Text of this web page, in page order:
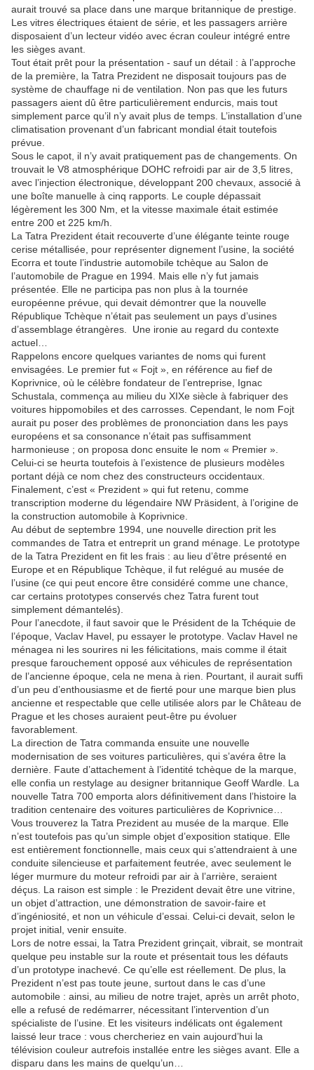
aurait trouvé sa place dans une marque britannique de prestige.
Les vitres électriques étaient de série, et les passagers arrière
disposaient d’un lecteur vidéo avec écran couleur intégré entre
les sièges avant.
Tout était prêt pour la présentation - sauf un détail : à l’approche
de la première, la Tatra Prezident ne disposait toujours pas de
système de chauffage ni de ventilation. Non pas que les futurs
passagers aient dû être particulièrement endurcis, mais tout
simplement parce qu’il n’y avait plus de temps. L’installation d’une
climatisation provenant d’un fabricant mondial était toutefois
prévue.
Sous le capot, il n’y avait pratiquement pas de changements. On
trouvait le V8 atmosphérique DOHC refroidi par air de 3,5 litres,
avec l’injection électronique, développant 200 chevaux, associé à
une boîte manuelle à cinq rapports. Le couple dépassait
légèrement les 300 Nm, et la vitesse maximale était estimée
entre 200 et 225 km/h.
La Tatra Prezident était recouverte d’une élégante teinte rouge
cerise métallisée, pour représenter dignement l’usine, la société
Ecorra et toute l’industrie automobile tchèque au Salon de
l’automobile de Prague en 1994. Mais elle n’y fut jamais
présentée. Elle ne participa pas non plus à la tournée
européenne prévue, qui devait démontrer que la nouvelle
République Tchèque n’était pas seulement un pays d’usines
d’assemblage étrangères. Une ironie au regard du contexte
actuel…
Rappelons encore quelques variantes de noms qui furent
envisagées. Le premier fut « Fojt », en référence au fief de
Koprivnice, où le célèbre fondateur de l’entreprise, Ignac
Schustala, commença au milieu du XIXe siècle à fabriquer des
voitures hippomobiles et des carrosses. Cependant, le nom Fojt
aurait pu poser des problèmes de prononciation dans les pays
européens et sa consonance n’était pas suffisamment
harmonieuse ; on proposa donc ensuite le nom « Premier ».
Celui-ci se heurta toutefois à l’existence de plusieurs modèles
portant déjà ce nom chez des constructeurs occidentaux.
Finalement, c’est « Prezident » qui fut retenu, comme
transcription moderne du légendaire NW Präsident, à l’origine de
la construction automobile à Koprivnice.
Au début de septembre 1994, une nouvelle direction prit les
commandes de Tatra et entreprit un grand ménage. Le prototype
de la Tatra Prezident en fit les frais : au lieu d’être présenté en
Europe et en République Tchèque, il fut relégué au musée de
l’usine (ce qui peut encore être considéré comme une chance,
car certains prototypes conservés chez Tatra furent tout
simplement démantelés).
Pour l’anecdote, il faut savoir que le Président de la Tchéquie de
l’époque, Vaclav Havel, pu essayer le prototype. Vaclav Havel ne
ménagea ni les sourires ni les félicitations, mais comme il était
presque farouchement opposé aux véhicules de représentation
de l’ancienne époque, cela ne mena à rien. Pourtant, il aurait suffi
d’un peu d’enthousiasme et de fierté pour une marque bien plus
ancienne et respectable que celle utilisée alors par le Château de
Prague et les choses auraient peut-être pu évoluer
favorablement.
La direction de Tatra commanda ensuite une nouvelle
modernisation de ses voitures particulières, qui s’avéra être la
dernière. Faute d’attachement à l’identité tchèque de la marque,
elle confia un restylage au designer britannique Geoff Wardle. La
nouvelle Tatra 700 emporta alors définitivement dans l’histoire la
tradition centenaire des voitures particulières de Koprivnice…
Vous trouverez la Tatra Prezident au musée de la marque. Elle
n’est toutefois pas qu’un simple objet d’exposition statique. Elle
est entièrement fonctionnelle, mais ceux qui s’attendraient à une
conduite silencieuse et parfaitement feutrée, avec seulement le
léger murmure du moteur refroidi par air à l’arrière, seraient
déçus. La raison est simple : le Prezident devait être une vitrine,
un objet d’attraction, une démonstration de savoir-faire et
d’ingéniosité, et non un véhicule d’essai. Celui-ci devait, selon le
projet initial, venir ensuite.
Lors de notre essai, la Tatra Prezident grinçait, vibrait, se montrait
quelque peu instable sur la route et présentait tous les défauts
d’un prototype inachevé. Ce qu’elle est réellement. De plus, la
Prezident n’est pas toute jeune, surtout dans le cas d’une
automobile : ainsi, au milieu de notre trajet, après un arrêt photo,
elle a refusé de redémarrer, nécessitant l’intervention d’un
spécialiste de l’usine. Et les visiteurs indélicats ont également
laissé leur trace : vous chercheriez en vain aujourd’hui la
télévision couleur autrefois installée entre les sièges avant. Elle a
disparu dans les mains de quelqu’un…